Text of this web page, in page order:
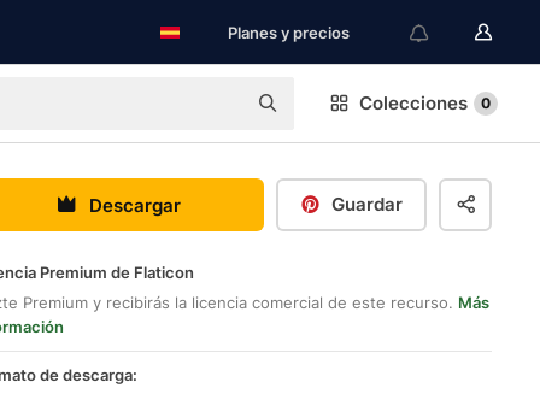
Planes y precios
Colecciones 0
Descargar Guardar
Premium de Flaticon
Premium y recibirás la licencia comercial de este recurso. Más
de descarga: